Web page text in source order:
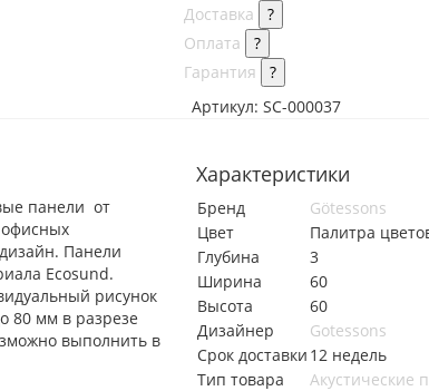
Доставка
?
Оплата
?
Гарантия
?
Артикул: SC-000037
панели от
Панели
Ecosund.
рисунок
80 мм в разрезе
выполнить в
Характеристики
Бренд
Götessons
Цвет
Палитра
Глубина
3
Ширина
60
Высота
60
Дизайнер
Gotessons
Срок доставки 12 недель
Тип товара
Акустические